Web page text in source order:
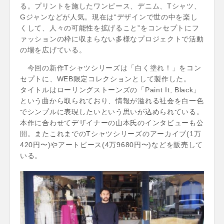
る。プリントを施したワンピース、デニム、Tシャツ、
Gジャンなどが人気。現在は“デザインで世の中を楽し
くして、人々の可能性を拡げること”をコンセプトにフ
ァッションの枠に収まらない多様なプロジェクトで活動
の場を広げている。
今回の新作Tシャツシリーズは「白く塗れ！」をコン
セプトに、WEB限定コレクションとして製作した。
タイトルはローリングストーンズの「Paint It, Black」
という曲から取られており、情報が溢れる社会を白一色
でシンプルに表現したいという思いが込められている。
本作に合わせてデザイナ​ーの山本氏のインタビューも公
開。またこれまでのTシャツシリーズのアーカイブ(1万
420円〜)やアートピース(4万9680円〜)などを販売して
いる。